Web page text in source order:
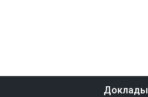
Доклады